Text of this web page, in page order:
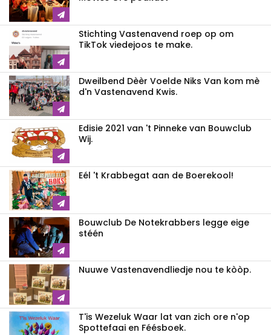
Stichting Vastenavend roep op om
TikTok viedejoos te make.
Dweilbend Dèèr Voelde Niks Van kom mè
d'n Vastenavend Kwis.
Edisie 2021 van 't Pinneke van Bouwclub
Wij.
Eél 't Krabbegat aan de Boerekool!
Bouwclub De Notekrabbers legge eige
stéén
Nuuwe Vastenavendliedje nou te kòòp.
T'is Wezeluk Waar lat van zich ore n'op
Spottefaai en Féésboek.